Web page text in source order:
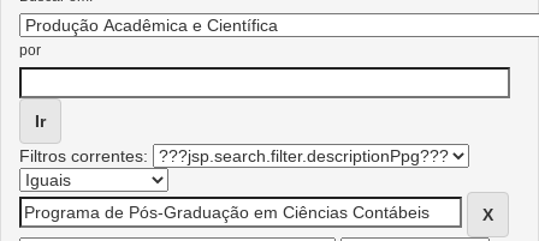
por
Filtros correntes: